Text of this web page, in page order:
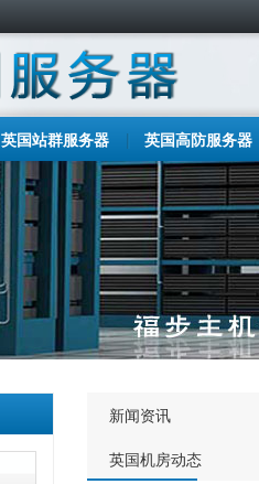
英国站群服务器 英国高防服务器
新闻资讯
英国机房动态